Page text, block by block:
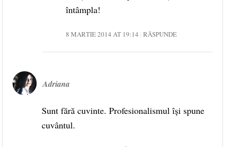
întâmpla!
8 MARTIE 2014 AT 19:14 RĂSPUNDE
Adriana
Sunt fără cuvinte. Profesionalismul îşi spune
cuvântul.